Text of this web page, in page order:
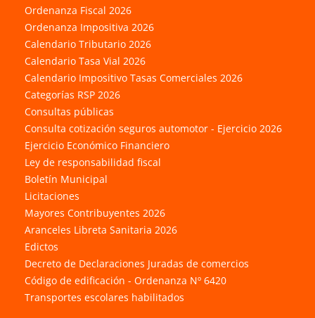
Ordenanza Fiscal 2026
Ordenanza Impositiva 2026
Calendario Tributario 2026
Calendario Tasa Vial 2026
Calendario Impositivo Tasas Comerciales 2026
Categorías RSP 2026
Consultas públicas
Consulta cotización seguros automotor - Ejercicio 2026
Ejercicio Económico Financiero
Ley de responsabilidad fiscal
Boletín Municipal
Licitaciones
Mayores Contribuyentes 2026
Aranceles Libreta Sanitaria 2026
Edictos
Decreto de Declaraciones Juradas de comercios
Código de edificación - Ordenanza Nº 6420
Transportes escolares habilitados